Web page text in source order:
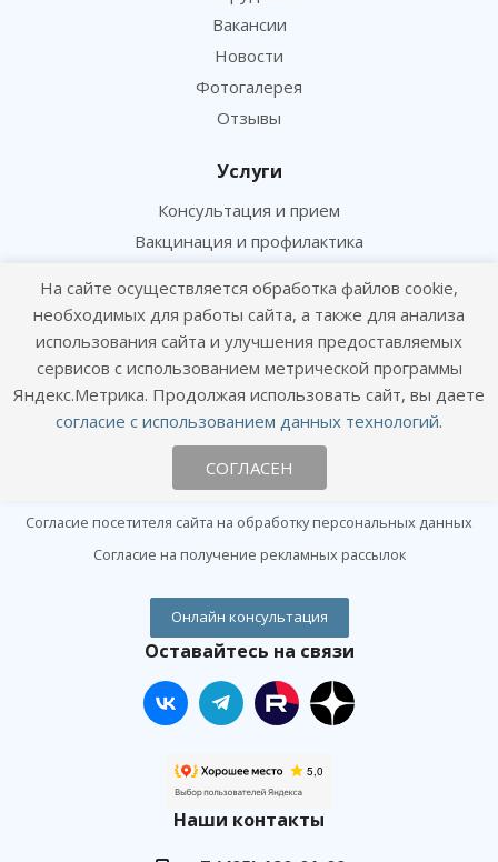
Вакансии
Новости
Фотогалерея
Отзывы
Услуги
Консультация и прием
Вакцинация и профилактика
Лаборатория и анализы
Хирургия и ортопедия
Информация
Цены
Статьи
Политика конфиденциальности
Согласие посетителя сайта на обработку персональных данных
Согласие на получение рекламных рассылок
Онлайн консультация
Оставайтесь на связи
Наши контакты
На сайте осуществляется обработка файлов cookie,
необходимых для работы сайта, а также для анализа
использования сайта и улучшения предоставляемых
сервисов с использованием метрической программы
Яндекс.Метрика. Продолжая использовать сайт, вы даете
согласие с использованием данных технологий.
СОГЛАСЕН